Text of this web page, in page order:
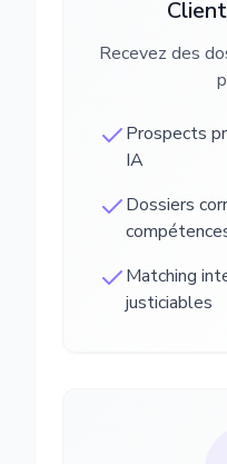
Recevez des
Prospects
IA
Dossiers
Matching
justiciables